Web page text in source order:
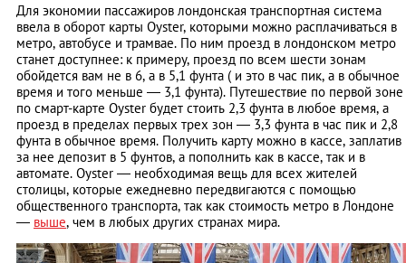
Для экономии пассажиров лондонская транспортная система
ввела в оборот карты Oyster, которыми можно расплачиваться в
метро, автобусе и трамвае. По ним проезд в лондонском метро
станет доступнее: к примеру, проезд по всем шести зонам
обойдется вам не в 6, а в 5,1 фунта ( и это в час пик, а в обычное
время и того меньше — 3,1 фунта). Путешествие по первой зоне
по смарт-карте Oyster будет стоить 2,3 фунта в любое время, а
проезд в пределах первых трех зон — 3,3 фунта в час пик и 2,8
фунта в обычное время. Получить карту можно в кассе, заплатив
за нее депозит в 5 фунтов, а пополнить как в кассе, так и в
автомате. Oyster — необходимая вещь для всех жителей
столицы, которые ежедневно передвигаются с помощью
общественного транспорта, так как стоимость метро в Лондоне
— выше, чем в любых других странах мира.